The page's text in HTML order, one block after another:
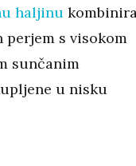
haljinu
s visokom
sunčanim
u nisku